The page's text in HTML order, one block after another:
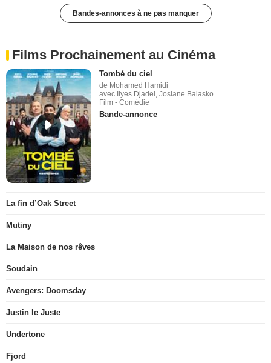
Bandes-annonces à ne pas manquer
Films Prochainement au Cinéma
Tombé du ciel
de Mohamed Hamidi
avec Ilyes Djadel, Josiane Balasko
Film - Comédie
Bande-annonce
La fin d’Oak Street
Mutiny
La Maison de nos rêves
Soudain
Avengers: Doomsday
Justin le Juste
Undertone
Fjord